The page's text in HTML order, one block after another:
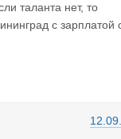
таланта нет, то
с зарплатой